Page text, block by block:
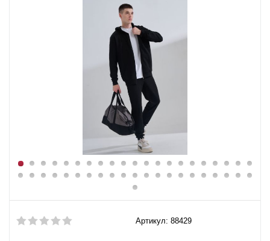
Артикул: 88429